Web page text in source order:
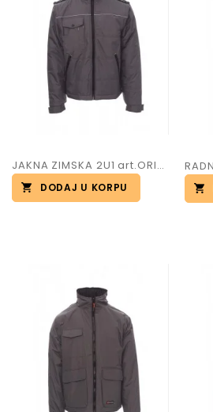
JAKNA ZIMSKA 2U1 art.ORION
DODAJ U KORPU